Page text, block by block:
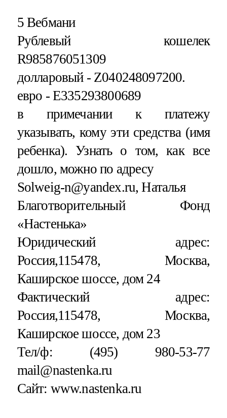
5 Вебмани
Рублевый кошелек
R985876051309
долларовый - Z040248097200.
евро - E335293800689
в примечании к платежу
указывать, кому эти средства (имя
ребенка). Узнать о том, как все
дошло, можно по адресу
Solweig-n@yandex.ru, Наталья
Благотворительный Фонд
«Настенька»
Юридический адрес:
Россия,115478, Москва,
Каширское шоссе, дом 24
Фактический адрес:
Россия,115478, Москва,
Каширское шоссе, дом 23
Тел/ф: (495) 980-53-77
mail@nastenka.ru
Сайт: www.nastenka.ru